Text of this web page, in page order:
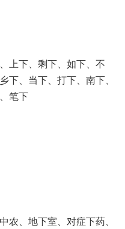
上下、剩下、如下、不
下、当下、打下、南下、
笔下
农、地下室、对症下药、